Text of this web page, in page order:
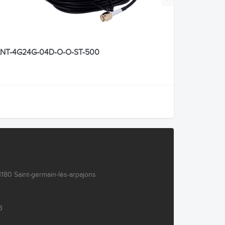
4G24G-04D-O-O-ST-500
Saint-germain-lès-arpajons